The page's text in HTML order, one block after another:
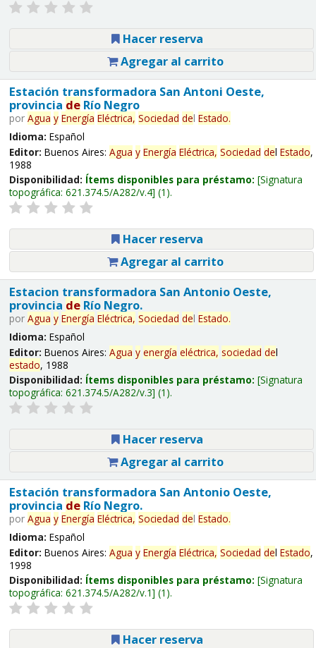
Hacer reserva
Agregar al carrito
Estación transformadora San Antoni Oeste,
provincia deRío Negro
por Agua y Energía Eléctrica, Sociedad del Estado.
Idioma: Español
Editor: Buenos Aires: Agua y Energía Eléctrica, Sociedad del Estado,
1988
Disponibilidad: Ítems disponibles para préstamo: Signatura
topográfica: 621.374.5/A282/v.4 (1).
Hacer reserva
Agregar al carrito
Estacion transformadora San Antonio Oeste,
provincia deRío Negro.
por Agua y Energía Eléctrica, Sociedad del Estado.
Idioma: Español
Editor: Buenos Aires: Agua y energía eléctrica, sociedad del
estado, 1988
Disponibilidad: Ítems disponibles para préstamo: Signatura
topográfica: 621.374.5/A282/v.3 (1).
Hacer reserva
Agregar al carrito
Estación transformadora San Antonio Oeste,
provincia deRío Negro.
por Agua y Energía Eléctrica, Sociedad del Estado.
Idioma: Español
Editor: Buenos Aires: Agua y Energía Eléctrica, Sociedad del Estado,
1998
Disponibilidad: Ítems disponibles para préstamo: Signatura
topográfica: 621.374.5/A282/v.1 (1).
Hacer reserva